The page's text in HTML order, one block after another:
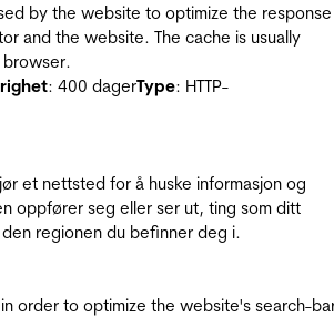
by the website to optimize the response
and the website. The cache is usually
browser.
: 400 dagerType: HTTP-
et nettsted for å huske informasjon og
oppfører seg eller ser ut, ting som ditt
regionen du befinner deg i.
order to optimize the website's search-